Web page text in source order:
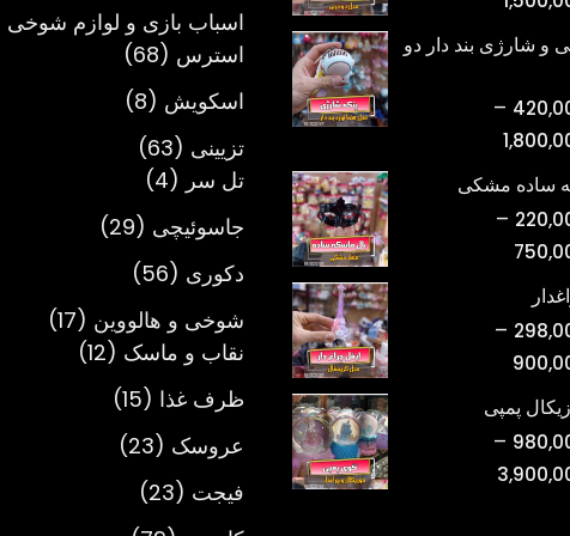
تومان398,000
تومان1,500,000
و شارژی بند دار دو
–
محدوده
قیمت:
تومان420,000
ساده مشکی
–
تومان220,000
تومان750,000
–
تومان298,000
تومان900,000
پمپی
–
اسباب بازی و لوازم
استرس
68
68
محصول
اسکویش 8
8
تزیینی 63
63
محصول
تل سر 4
4
محصول
جاسوئیچی 29
29
دکوری 56
56
محصول
شوخی و هالووین 17
17
نقاب و ماسک 12
12
ظرف غذا 15
15
محصول
عروسک 23
23
فیجت 23
23
محصول